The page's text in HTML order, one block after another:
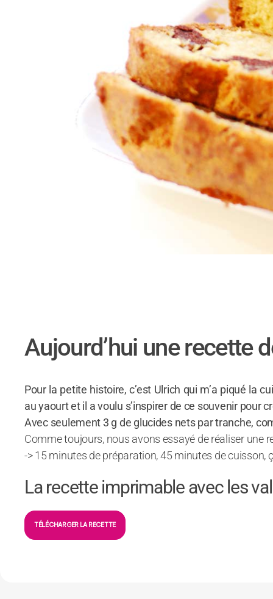
Aujourd’hui une recette
Pour la petite histoire, c’est Ulrich qui m’a piqué la
au yaourt et il a voulu s’inspirer de ce souvenir pour
Avec seulement 3 g de glucides nets par tranche,
Comme toujours, nous avons essayé de réaliser une
-> 15 minutes de préparation, 45 minutes de cuisson,
La recette imprimable avec les
TÉLÉCHARGER LA RECETTE